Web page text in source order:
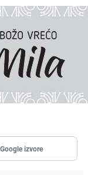
izvore